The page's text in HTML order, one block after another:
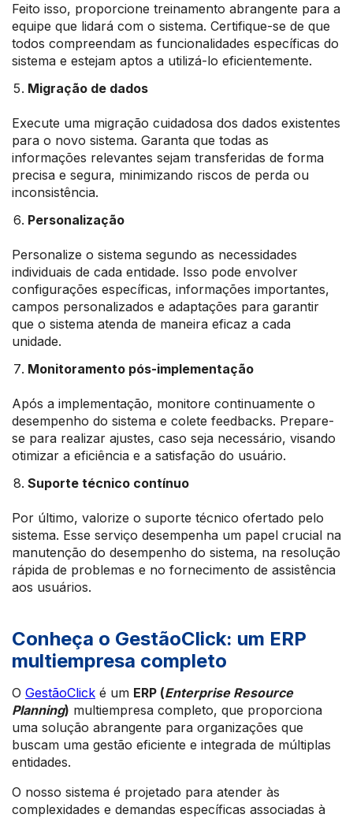
Feito isso, proporcione treinamento abrangente para a
equipe que lidará com o sistema. Certifique-se de que
todos compreendam as funcionalidades específicas do
sistema e estejam aptos a utilizá-lo eficientemente.
Migração de dados
Execute uma migração cuidadosa dos dados existentes
para o novo sistema. Garanta que todas as
informações relevantes sejam transferidas de forma
precisa e segura, minimizando riscos de perda ou
inconsistência.
Personalização
Personalize o sistema segundo as necessidades
individuais de cada entidade. Isso pode envolver
configurações específicas, informações importantes,
campos personalizados e adaptações para garantir
que o sistema atenda de maneira eficaz a cada
unidade.
Monitoramento pós-implementação
Após a implementação, monitore continuamente o
desempenho do sistema e colete feedbacks. Prepare-
se para realizar ajustes, caso seja necessário, visando
otimizar a eficiência e a satisfação do usuário.
Suporte técnico contínuo
Por último, valorize o suporte técnico ofertado pelo
sistema. Esse serviço desempenha um papel crucial na
manutenção do desempenho do sistema, na resolução
rápida de problemas e no fornecimento de assistência
aos usuários.
Conheça o GestãoClick: um ERP
multiempresa completo
O GestãoClick é um ERP (Enterprise Resource
Planning) multiempresa completo, que proporciona
uma solução abrangente para organizações que
buscam uma gestão eficiente e integrada de múltiplas
entidades.
O nosso sistema é projetado para atender às
complexidades e demandas específicas associadas à